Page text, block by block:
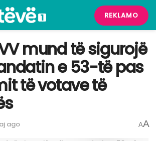
REKLAMO
mund të sigurojë
e 53-të pas
të votave të
ago AA